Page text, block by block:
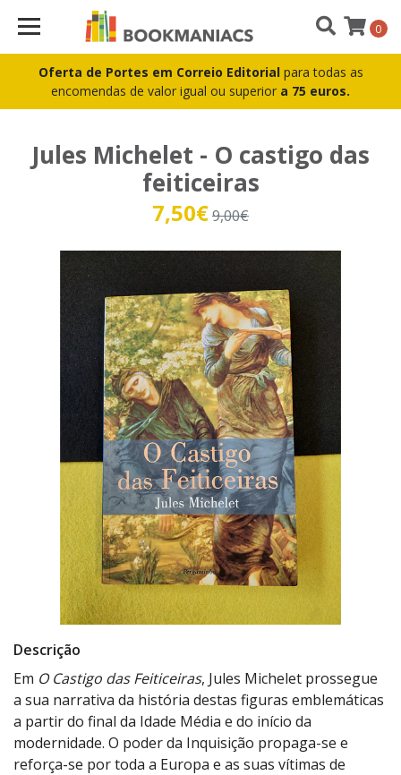
Oferta de Portes em Correio Editorial para todas as
encomendas de valor igual ou superior a 75 euros.
0
Jules Michelet - O castigo das
feiticeiras
7,50€9,00€
Descrição
Em O Castigo das Feiticeiras, Jules Michelet prossegue
a sua narrativa da história destas figuras emblemáticas
a partir do final da Idade Média e do início da
modernidade. O poder da Inquisição propaga-se e
reforça-se por toda a Europa e as suas vítimas de